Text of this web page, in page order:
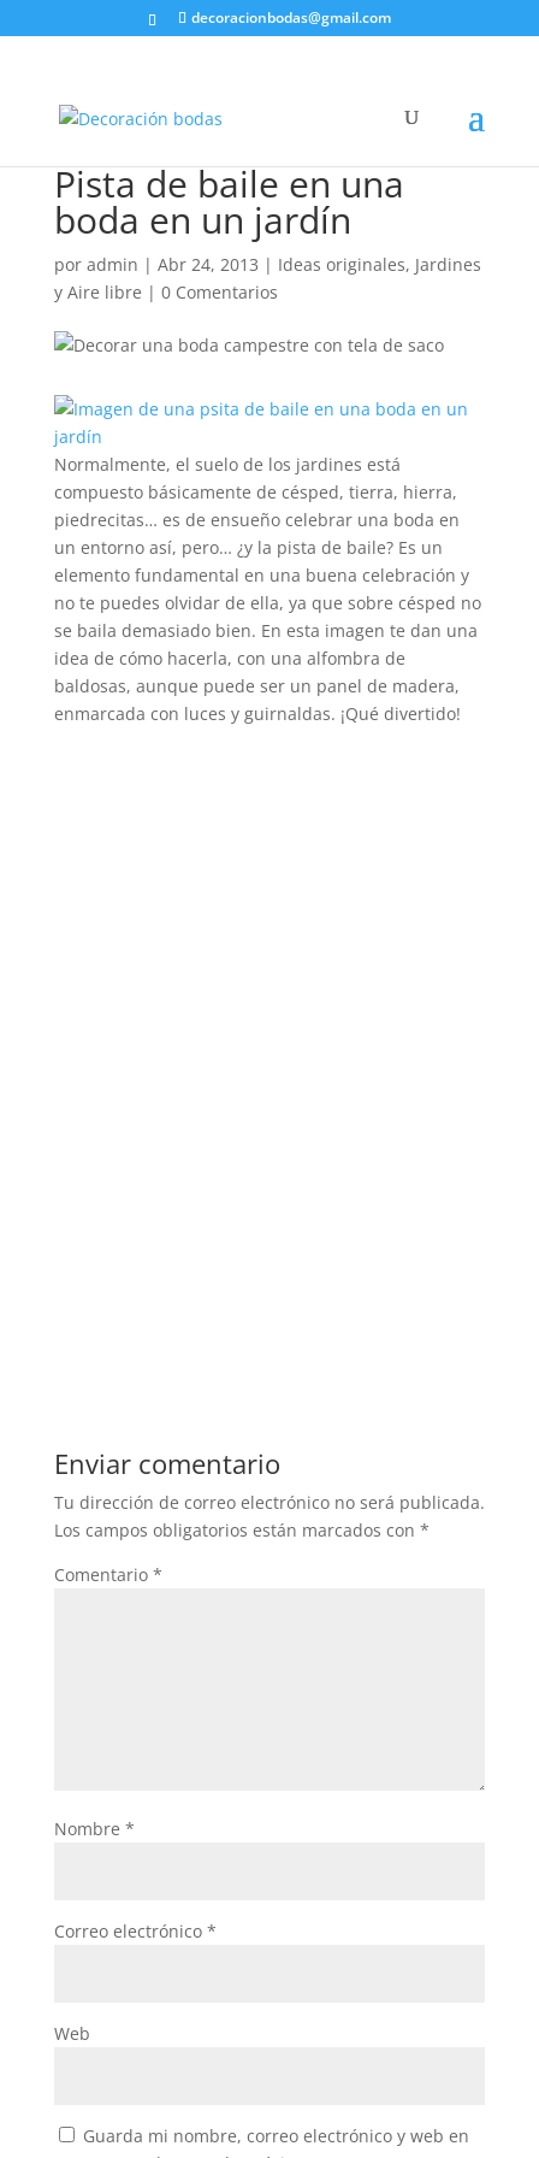
decoracionbodas@gmail.com
Pista de baile en una
boda en un jardín
por admin | Abr 24, 2013 | Ideas originales, Jardines
y Aire libre | 0 Comentarios
Normalmente, el suelo de los jardines está
compuesto básicamente de césped, tierra, hierra,
piedrecitas… es de ensueño celebrar una boda en
un entorno así, pero… ¿y la pista de baile? Es un
elemento fundamental en una buena celebración y
no te puedes olvidar de ella, ya que sobre césped no
se baila demasiado bien. En esta imagen te dan una
idea de cómo hacerla, con una alfombra de
baldosas, aunque puede ser un panel de madera,
enmarcada con luces y guirnaldas. ¡Qué divertido!
Enviar comentario
Tu dirección de correo electrónico no será publicada.
Los campos obligatorios están marcados con *
Comentario *
Nombre *
Correo electrónico *
Web
Guarda mi nombre, correo electrónico y web en